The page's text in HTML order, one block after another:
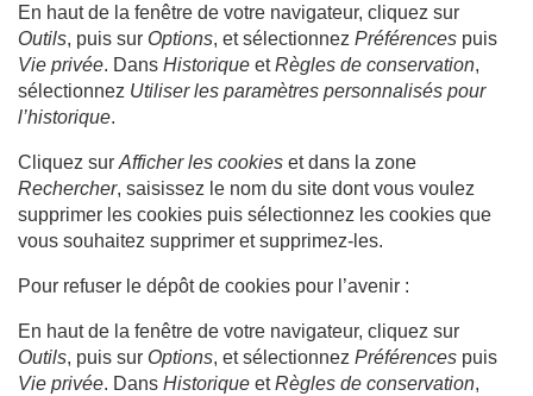
En haut de la fenêtre de votre navigateur, cliquez sur
Outils, puis sur Options, et sélectionnez Préférences puis
Vie privée. Dans Historique etRègles de conservation,
sélectionnez Utiliser les paramètres personnalisés pour
l’historique.
Cliquez sur Afficher les cookies et dans la zone
Rechercher, saisissez le nom du site dont vous voulez
supprimer les cookies puis sélectionnez les cookies que
vous souhaitez supprimer et supprimez-les.
Pour refuser le dépôt de cookies pour l’avenir :
En haut de la fenêtre de votre navigateur, cliquez sur
Outils, puis sur Options, et sélectionnez Préférences puis
Vie privée. Dans Historique etRègles de conservation,